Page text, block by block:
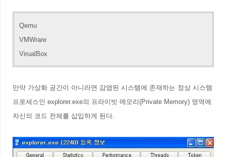
Qemu
VMWrare
VirualBox
만약 가상화 공간이 아니라면 감염된 시스템에 존재하는 정상 시스템
프로세스인 explorer.exe의 프라이빗 메모리(Private Memory) 영역에
자신의 코드 전체를 삽입하게 된다.